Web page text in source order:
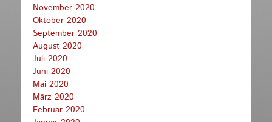
November 2020
Oktober 2020
September 2020
August 2020
Juli 2020
Juni 2020
Mai 2020
März 2020
Februar 2020